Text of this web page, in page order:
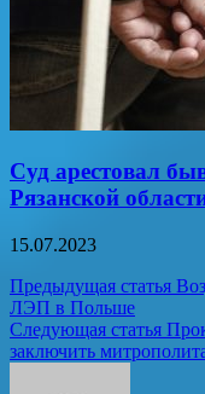
Суд арестовал
Рязанской
15.07.2023
Навигация
по
записям
Предыдущая статья
ЛЭП в Польше
Следующая статья
заключить